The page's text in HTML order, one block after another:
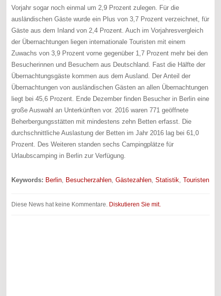
Vorjahr sogar noch einmal um 2,9 Prozent zulegen. Für die
ausländischen Gäste wurde ein Plus von 3,7 Prozent verzeichnet, für
Gäste aus dem Inland von 2,4 Prozent. Auch im Vorjahresvergleich
der Übernachtungen liegen internationale Touristen mit einem
Zuwachs von 3,9 Prozent vorne gegenüber 1,7 Prozent mehr bei den
Besucherinnen und Besuchern aus Deutschland. Fast die Hälfte der
Übernachtungsgäste kommen aus dem Ausland. Der Anteil der
Übernachtungen von ausländischen Gästen an allen Übernachtungen
liegt bei 45,6 Prozent. Ende Dezember finden Besucher in Berlin eine
große Auswahl an Unterkünften vor. 2016 waren 771 geöffnete
Beherbergungsstätten mit mindestens zehn Betten erfasst. Die
durchschnittliche Auslastung der Betten im Jahr 2016 lag bei 61,0
Prozent. Des Weiteren standen sechs Campingplätze für
Urlaubscamping in Berlin zur Verfügung.
Keywords: Berlin, Besucherzahlen,Gästezahlen,Statistik,Touristen
Diese News hat keine Kommentare. Diskutieren Sie mit.